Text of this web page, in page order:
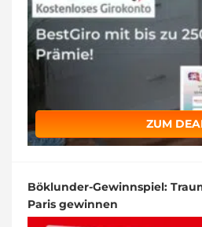
ZUM
Böklunder-Gewinnspiel:
Paris gewinnen